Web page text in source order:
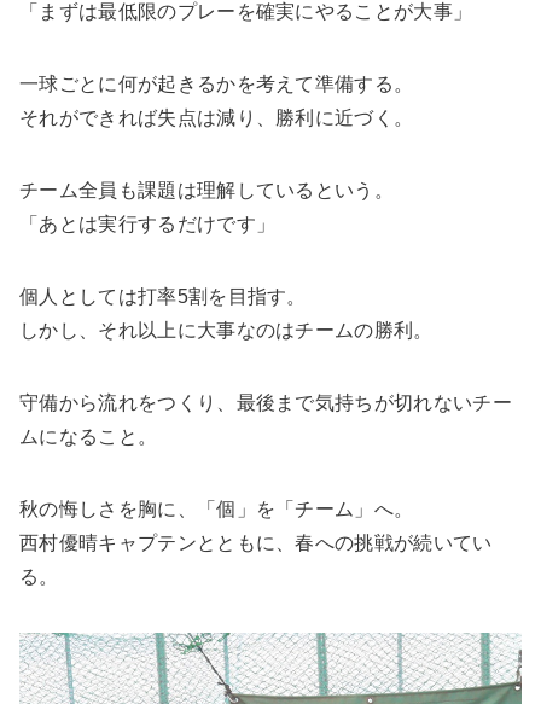
「まずは最低限のプレーを確実にやることが大事」
一球ごとに何が起きるかを考えて準備する。
それができれば失点は減り、勝利に近づく。
チーム全員も課題は理解しているという。
「あとは実行するだけです」
個人としては打率5割を目指す。
しかし、それ以上に大事なのはチームの勝利。
守備から流れをつくり、最後まで気持ちが切れないチー
ムになること。
秋の悔しさを胸に、「個」を「チーム」へ。
西村優晴キャプテンとともに、春への挑戦が続いてい
る。